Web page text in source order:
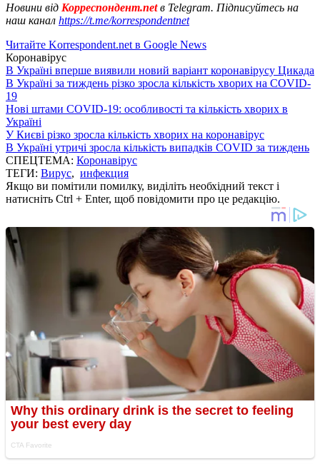
Новини від Корреспондент.netв Telegram. Підписуйтесь на
наш канал https://t.me/korrespondentnet
Читайте Korrespondent.net в Google News
Коронавірус
В Україні вперше виявили новий варіант коронавірусу Цикада
В Україні за тиждень різко зросла кількість хворих на COVID-
19
Нові штами COVID-19: особливості та кількість хворих в
Україні
У Києві різко зросла кількість хворих на коронавірус
В Україні утричі зросла кількість випадків COVID за тиждень
СПЕЦТЕМА: Коронавірус
ТЕГИ: Вирус, инфекция
Якщо ви помітили помилку, виділіть необхідний текст і
натисніть Ctrl + Enter, щоб повідомити про це редакцію.